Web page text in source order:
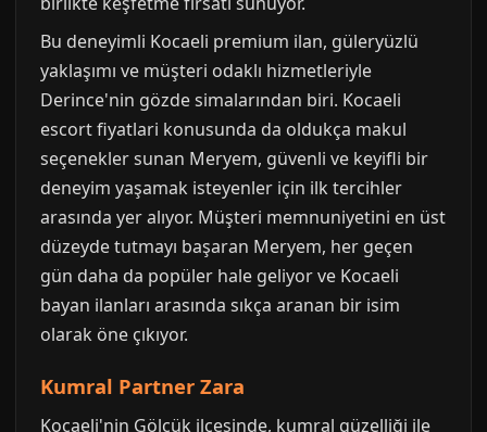
Bu deneyimli Kocaeli premium ilan, güleryüzlü
yaklaşımı ve müşteri odaklı hizmetleriyle
Derince'nin gözde simalarından biri. Kocaeli
escort fiyatlari konusunda da oldukça makul
seçenekler sunan Meryem, güvenli ve keyifli bir
deneyim yaşamak isteyenler için ilk tercihler
arasında yer alıyor. Müşteri memnuniyetini en üst
düzeyde tutmayı başaran Meryem, her geçen
gün daha da popüler hale geliyor ve Kocaeli
bayan ilanları arasında sıkça aranan bir isim
olarak öne çıkıyor.
Kumral Partner Zara
Kocaeli'nin Gölcük ilçesinde, kumral güzelliği ile